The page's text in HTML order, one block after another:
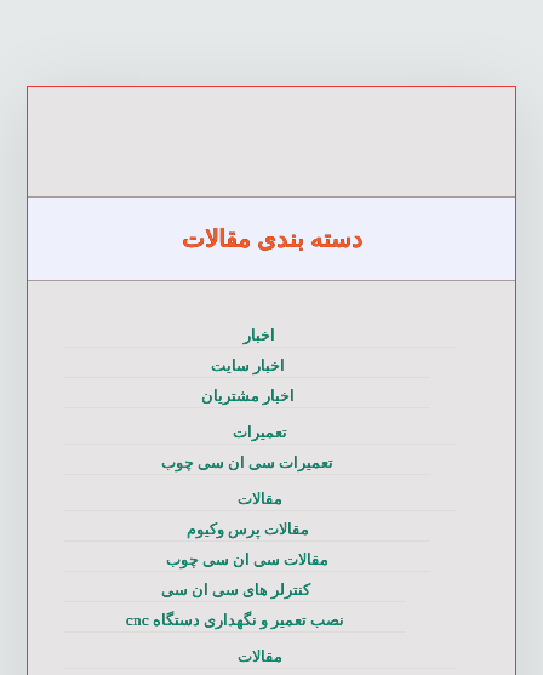
دسته بندی مقالات
اخبار
اخبار سایت
اخبار مشتریان
تعمیرات
تعمیرات سی ان سی چوب
مقالات
مقالات پرس وکیوم
مقالات سی ان سی چوب
کنترلر های سی ان سی
نصب تعمیر و نگهداری دستگاه cnc
مقالات